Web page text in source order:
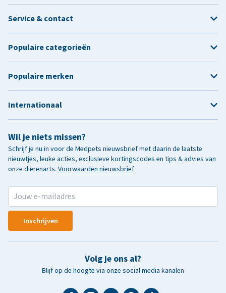
Wil je niets missen?
Schrijf je nu in voor de Medpets nieuwsbrief met daarin de laatste
nieuwtjes, leuke acties, exclusieve kortingscodes en tips & advies van
onze dierenarts. Voorwaarden nieuwsbrief
Inschrijven
Volg je ons al?
Blijf op de hoogte via onze social media kanalen
Service & contact
Populaire categorieën
Populaire merken
Internationaal